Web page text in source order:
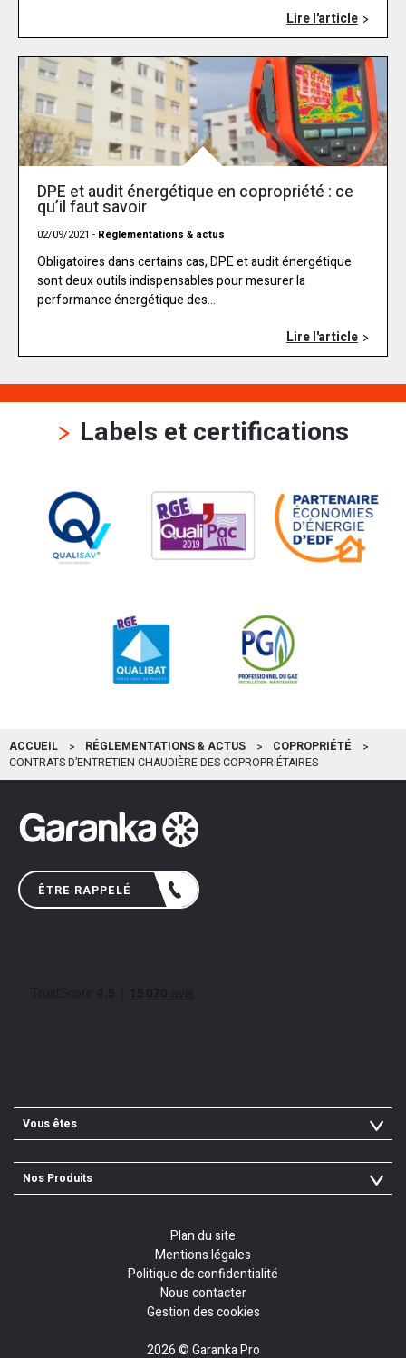
Lire l'article
DPE et audit énergétique en copropriété : ce
qu’il faut savoir
02/09/2021 - Réglementations & actus
Obligatoires dans certains cas, DPE et audit énergétique
sont deux outils indispensables pour mesurer la
performance énergétique des...
Lire l'article
Labels et certifications
ACCUEIL RÉGLEMENTATIONS & ACTUS
COPROPRIÉTÉ
CONTRATS D’ENTRETIEN CHAUDIÈRE DES COPROPRIÉTAIRES
ÊTRE RAPPELÉ
Vous êtes
Copropriétaire
Promoteur
Nos Produits
Chauffe-eau gaz
Plan du site
Mentions légales
Politique de confidentialité
Nous contacter
Gestion des cookies
2026 © Garanka Pro